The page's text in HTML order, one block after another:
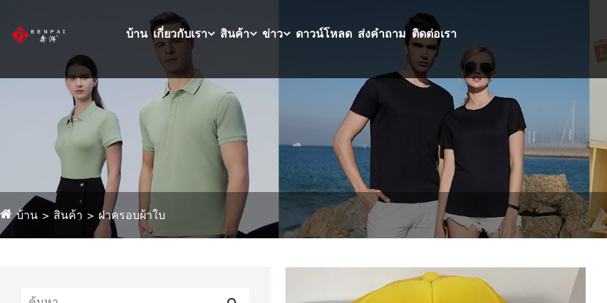
บ้าน เกี่ยวกับเรา สินค้า ข่าว ดาวน์โหลด ส่งคำถาม ติดต่อเรา
บ้าน สินค้า ฝาครอบผ้าใบ